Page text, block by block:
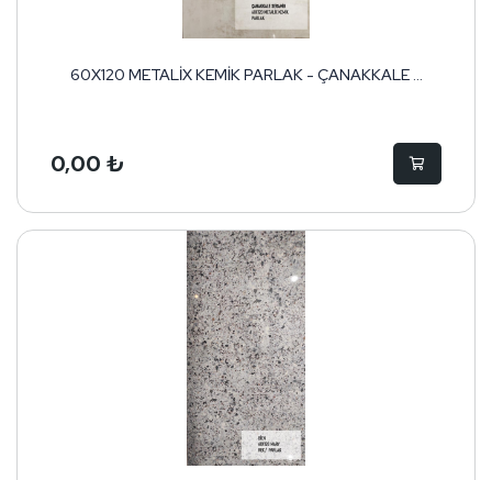
60X120 METALİX KEMİK PARLAK - ÇANAKKALE ...
0,00 ₺